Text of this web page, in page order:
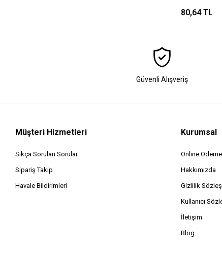
80,64 TL
Güvenli Alışveriş
Müşteri Hizmetleri
Sıkça Sorulan Sorular
Sipariş Takip
Havale Bildirimleri
Kurumsal
Online Ödeme
Hakkımızda
Gizlilik
Kullanıcı
İletişim
Blog